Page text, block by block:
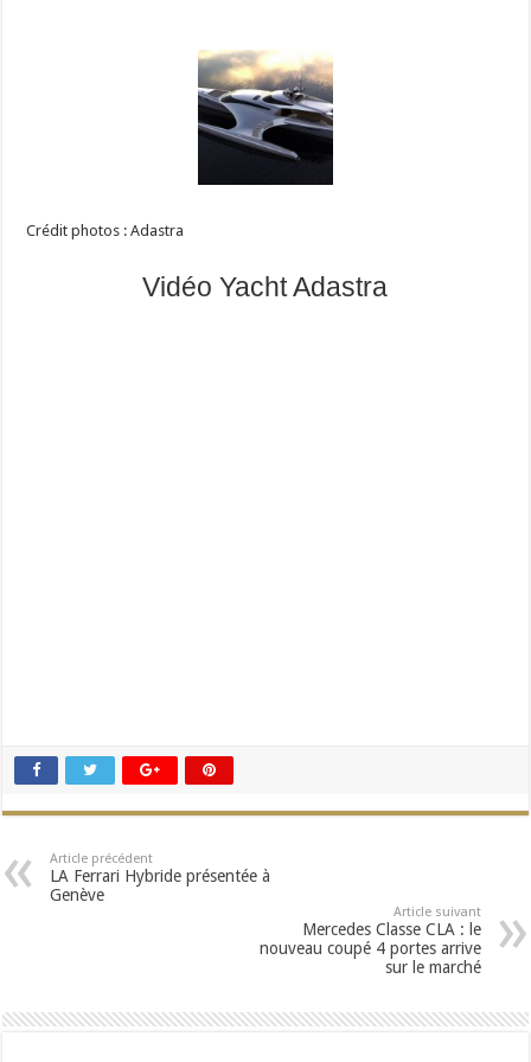
Crédit photos : Adastra
Vidéo Yacht Adastra
Article précédent
LA Ferrari Hybride présentée à
Genève
Article suivant
Mercedes Classe CLA : le
nouveau coupé 4 portes arrive
sur le marché